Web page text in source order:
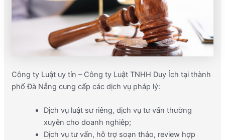
Công ty Luật uy tín – Công ty Luật TNHH Duy Ích tại thành
phố Đà Nẵng cung cấp các dịch vụ pháp lý:
Dịch vụ luật sư riêng, dịch vụ tư vấn thường
xuyên cho doanh nghiêp;
Dịch vụ tư vấn, hỗ trợ soạn thảo, review hợp